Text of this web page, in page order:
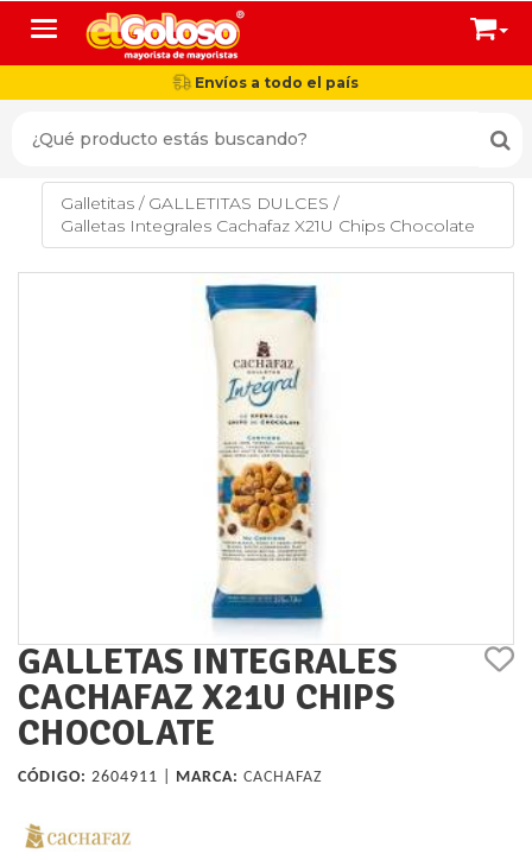
Toggle navigation
Envíos a todo el país
Galletitas / GALLETITAS DULCES /
Galletas Integrales Cachafaz X21U Chips Chocolate
GALLETAS INTEGRALES
CACHAFAZ X21U CHIPS
CHOCOLATE
CÓDIGO: 2604911 | MARCA: CACHAFAZ